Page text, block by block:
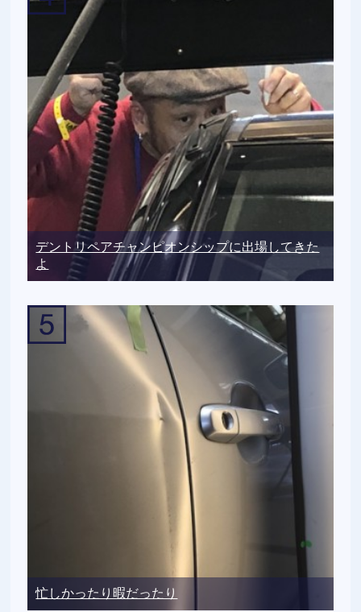
デントリペアチャンピオンシップに出場してきた
よ
忙しかったり暇だったり